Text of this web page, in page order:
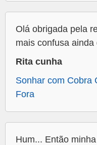
Olá obrigada pela
mais confusa ainda
Rita cunha
Sonhar com Cobra
Fora
Hum... Então